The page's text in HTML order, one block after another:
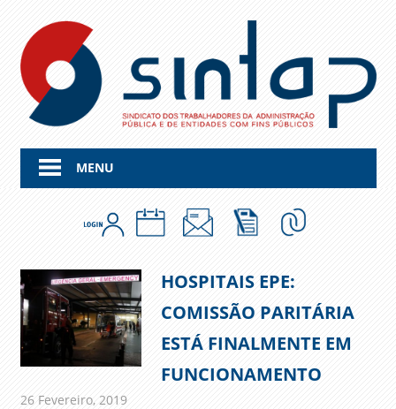
content
MENU
HOSPITAIS EPE:
COMISSÃO PARITÁRIA
ESTÁ FINALMENTE EM
FUNCIONAMENTO
26 Fevereiro, 2019admin
Comunicados